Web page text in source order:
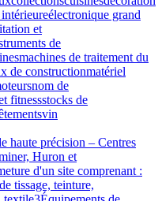
électronique grand
et
de
machines de traitement du
de constructionmatériel
nom de
fitnessstocks de
vin
haute précision – Centres
Huron et
d'un site comprenant :
tissage, teinture,